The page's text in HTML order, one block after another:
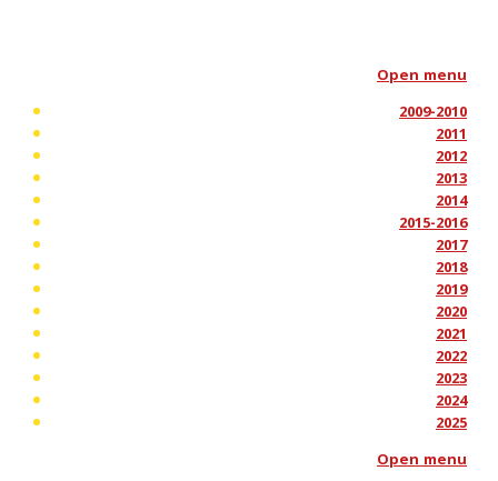
Open menu
2009-2010
2011
2012
2013
2014
2015-2016
2017
2018
2019
2020
2021
2022
2023
2024
2025
Open menu